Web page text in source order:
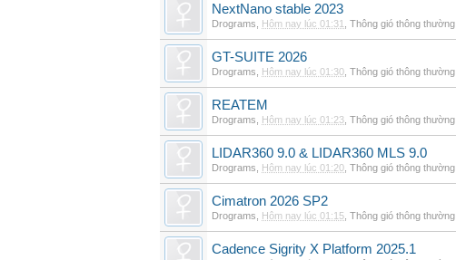
NextNano stable 2023
Drograms Hôm nay lúc 01:31 Thông gió thông thường
GT-SUITE 2026
Drograms Hôm nay lúc 01:30 Thông gió thông thường
REATEM
Drograms Hôm nay lúc 01:23 Thông gió thông thường
LIDAR360 9.0 & LIDAR360 MLS 9.0
Drograms Hôm nay lúc 01:20 Thông gió thông thường
Cimatron 2026 SP2
Drograms Hôm nay lúc 01:15 Thông gió thông thường
Cadence Sigrity X Platform 2025.1